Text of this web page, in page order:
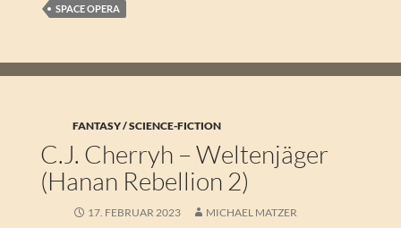
SPACE OPERA
FANTASY / SCIENCE-FICTION
C.J. Cherryh – Weltenjäger
(Hanan Rebellion 2)
17. FEBRUAR 2023 MICHAEL MATZER